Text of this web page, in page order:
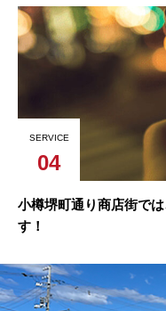
SERVICE
04
小樽堺町通り商店街で
す！